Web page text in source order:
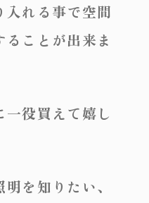
入れる事で空間
ことが出来ま
役買えて嬉し
を知りたい、